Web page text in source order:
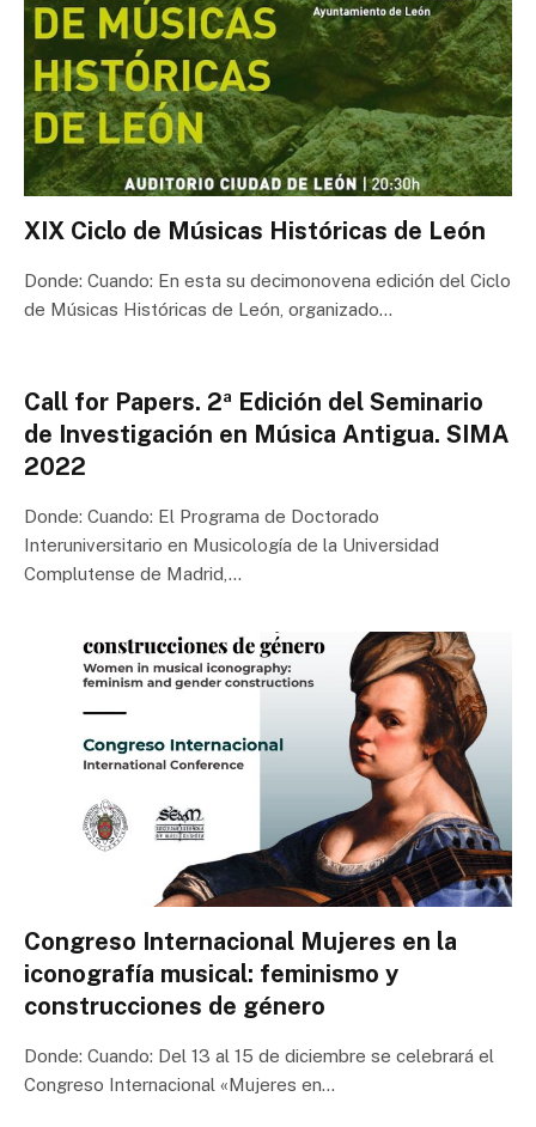
XIX Ciclo de Músicas Históricas de León
Donde: Cuando: En esta su decimonovena edición del Ciclo
de Músicas Históricas de León, organizado…
Call for Papers. 2ª Edición del Seminario
de Investigación en Música Antigua. SIMA
2022
Donde: Cuando: El Programa de Doctorado
Interuniversitario en Musicología de la Universidad
Complutense de Madrid,…
Congreso Internacional Mujeres en la
iconografía musical: feminismo y
construcciones de género
Donde: Cuando: Del 13 al 15 de diciembre se celebrará el
Congreso Internacional «Mujeres en…